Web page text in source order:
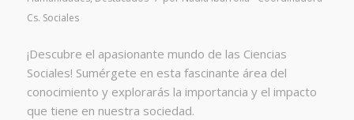
Cs. Sociales
¡Descubre el apasionante mundo de las Ciencias
Sociales! Sumérgete en esta fascinante área del
conocimiento y explorarás la importancia y el impacto
que tiene en nuestra sociedad.